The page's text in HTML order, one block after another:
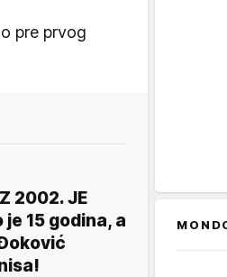
pre prvog
2002. JE
je 15 godina, a